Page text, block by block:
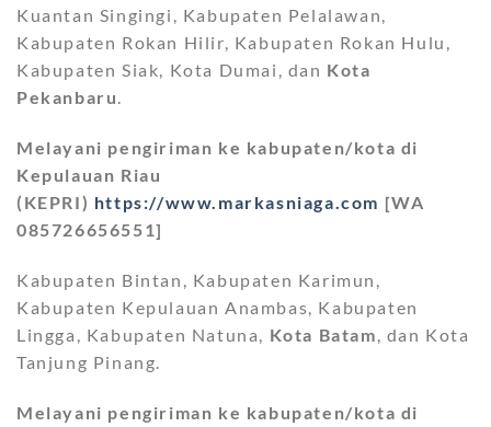
Kuantan Singingi, Kabupaten Pelalawan,
Kabupaten Rokan Hilir, Kabupaten Rokan Hulu,
Kabupaten Siak, Kota Dumai, dan Kota
Pekanbaru.
Melayani pengiriman ke kabupaten/kota di
Kepulauan Riau
(KEPRI) https://www.markasniaga.com [WA
085726656551]
Kabupaten Bintan, Kabupaten Karimun,
Kabupaten Kepulauan Anambas, Kabupaten
Lingga, Kabupaten Natuna, Kota Batam, dan Kota
Tanjung Pinang.
Melayani pengiriman ke kabupaten/kota di